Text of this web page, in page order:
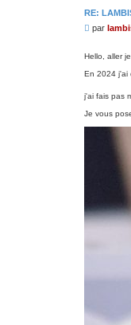
RE:
M
s
a
e
par
Hello, aller
En 2024 j'ai
j'ai fais pas
Je vous